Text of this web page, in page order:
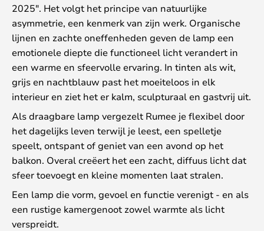
2025". Het volgt het principe van natuurlijke
asymmetrie, een kenmerk van zijn werk. Organische
lijnen en zachte oneffenheden geven de lamp een
emotionele diepte die functioneel licht verandert in
een warme en sfeervolle ervaring. In tinten als wit,
grijs en nachtblauw past het moeiteloos in elk
interieur en ziet het er kalm, sculpturaal en gastvrij uit.
Als draagbare lamp vergezelt Rumee je flexibel door
het dagelijks leven terwijl je leest, een spelletje
speelt, ontspant of geniet van een avond op het
balkon. Overal creëert het een zacht, diffuus licht dat
sfeer toevoegt en kleine momenten laat stralen.
Een lamp die vorm, gevoel en functie verenigt - en als
een rustige kamergenoot zowel warmte als licht
verspreidt.